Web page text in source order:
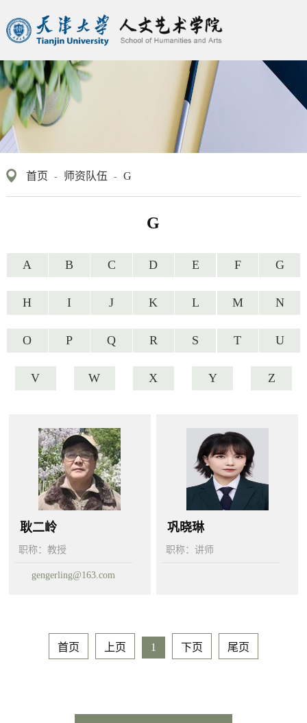
首页 - 师资队伍 - G
G
A B C D E F G
H I J K L M N
O P Q R S T U
V W X Y Z
耿二岭
职称： 教授
gengerling@163.com
巩晓琳
职称： 讲师
首页 上页 1 下页 尾页